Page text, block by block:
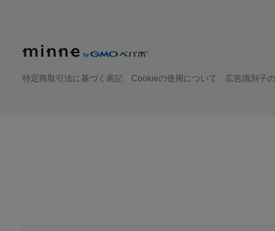
特定商取引法に基づく表記 Cookieの使用について 広告識別子